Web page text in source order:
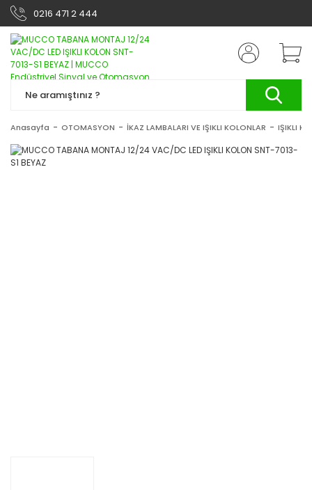
0216 471 2 444
Anasayfa OTOMASYON İKAZ LAMBALARI VE IŞIKLI KOLONLAR IŞIKLI